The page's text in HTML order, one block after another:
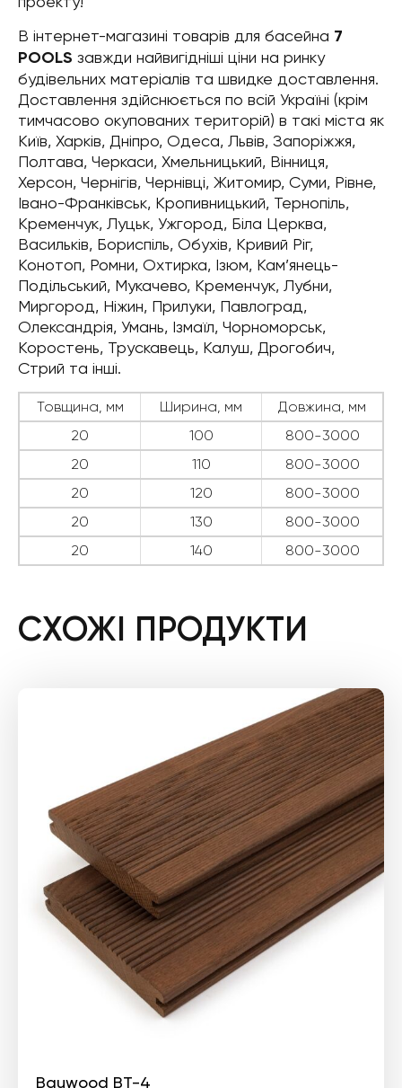
В інтернет-магазині товарів для басейна 7
POOLS завжди найвигідніші ціни на ринку
будівельних матеріалів та швидке доставлення.
Доставлення здійснюється по всій Україні (крім
тимчасово окупованих територій) в такі міста як
Київ, Харків, Дніпро, Одеса, Львів, Запоріжжя,
Полтава, Черкаси, Хмельницький, Вінниця,
Херсон, Чернігів, Чернівці, Житомир, Суми, Рівне,
Івано-Франківськ, Кропивницький, Тернопіль,
Кременчук, Луцьк, Ужгород, Біла Церква,
Васильків, Бориспіль, Обухів, Кривий Ріг,
Конотоп, Ромни, Охтирка, Ізюм, Кам’янець-
Подільський, Мукачево, Кременчук, Лубни,
Миргород, Ніжин, Прилуки, Павлоград,
Олександрія, Умань, Ізмаїл, Чорноморськ,
Коростень, Трускавець, Калуш, Дрогобич,
Стрий та інші.
Товщина, мм Ширина, мм
Довжина, мм
20
100
800-3000
20
110
800-3000
20
120
800-3000
20
130
800-3000
20
140 800-3000
СХОЖІ ПРОДУКТИ
Bauwood BT-4